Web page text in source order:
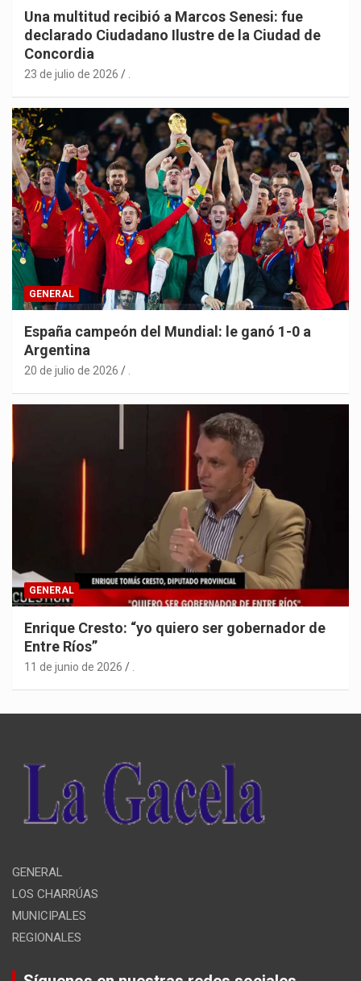
Una multitud recibió a Marcos Senesi: fue
declarado Ciudadano Ilustre de la Ciudad de
Concordia
23 de julio de 2026 .
GENERAL
España campeón del Mundial: le ganó 1-0 a
Argentina
20 de julio de 2026
GENERAL
Enrique Cresto: “yo quiero ser gobernador de
Entre Ríos”
11 de junio de 2026
GENERAL
LOS CHARRÚAS
MUNICIPALES
REGIONALES